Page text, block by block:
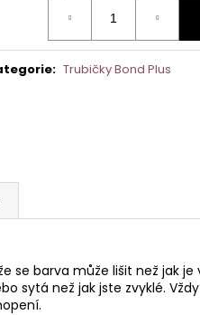
: Trubičky Bond Plus
se barva může lišit než jak
sytá než jak jste zvyklé.